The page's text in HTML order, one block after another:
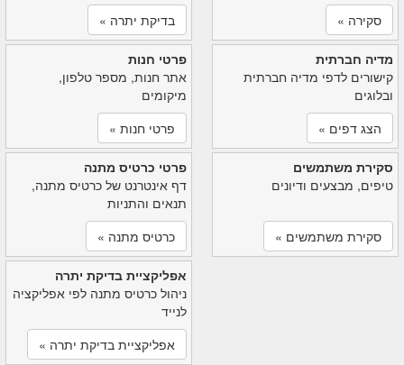
בדיקת יתרה » סקירה »
פרטי חנות
אתר חנות, מספר טלפון,
מיקומים
פרטי חנות »
מדיה חברתית
קישורים לדפי מדיה חברתית
ובלוגים
הצג דפים »
פרטי כרטיס מתנה
דף אינטרנט של כרטיס מתנה,
תנאים והתניות
כרטיס מתנה »
סקירת משתמשים
טיפים, מבצעים ודיונים
סקירת משתמשים »
אפליקציית בדיקת יתרה
ניהול כרטיס מתנה לפי אפליקציה
לנייד
אפליקציית בדיקת יתרה »